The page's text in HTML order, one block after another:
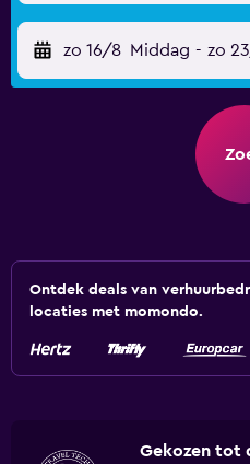
zo 16/8 Middag - zo
Ontdek deals van
locaties met momondo.
Gekozen tot